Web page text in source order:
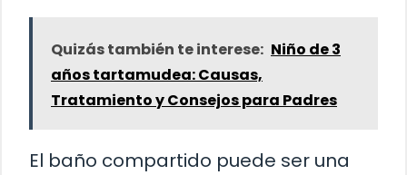
Quizás también te interese: Niño de 3
años tartamudea: Causas,
Tratamiento y Consejos para Padres
El baño compartido puede ser una